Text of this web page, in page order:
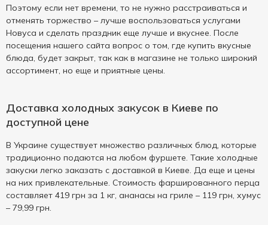
Поэтому если нет времени, то не нужно расстраиваться и
отменять торжество – лучше воспользоваться услугами
Новуса и сделать праздник еще лучше и вкуснее. После
посещения нашего сайта вопрос о том, где купить вкусные
блюда, будет закрыт, так как в магазине не только широкий
ассортимент, но еще и приятные цены.
Доставка холодных закусок в Киеве по
доступной цене
В Украине существует множество различных блюд, которые
традиционно подаются на любом фуршете. Такие холодные
закуски легко заказать с доставкой в Киеве. Да еще и цены
на них привлекательные. Стоимость фаршированного перца
составляет 419 грн за 1 кг, ананасы на гриле – 119 грн, хумус
– 79,99 грн.